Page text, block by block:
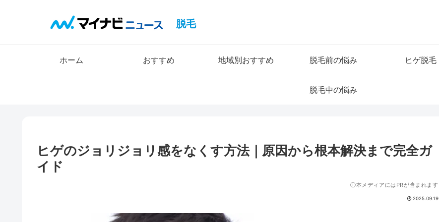
脱毛
ホーム おすすめ 地域別おすすめ 脱毛前の悩み ヒゲ脱毛
脱毛中の悩み
ヒゲのジョリジョリ感をなくす方法｜原因から根本解決まで完全ガ
イド
ⓘ本メディアにはPRが含まれます
2025.09.19